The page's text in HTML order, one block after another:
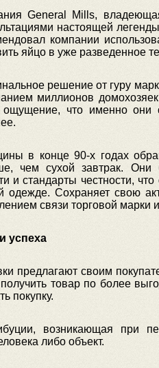
General Mills,
настоящей
компании
яйцо в уже разведенное
решение от гуру
миллионов
что именно они
в конце 90-х годах
чем сухой завтрак. Они
и стандарты честности,
одежде. Сохраняет свою
связи торговой
успеха
предлагают своим
товар по более
покупку.
возникающая при
либо объект.